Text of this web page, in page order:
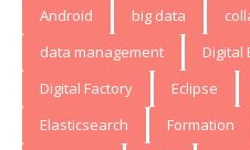
Android big data
data management
Digital
Digital Factory
Eclipse
Elasticsearch
Formation